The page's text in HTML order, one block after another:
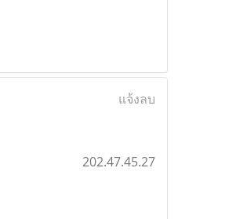
แจ้งลบ
202.47.45.27